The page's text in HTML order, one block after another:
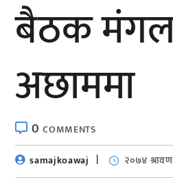
बैठक
अछाममा
0COMMENTS
samajkoawaj
२०७४